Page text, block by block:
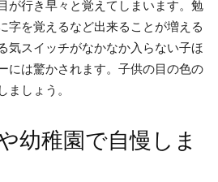
が行き早々と覚えてしまいます。勉
字を覚えるなど出来ることが増える
気スイッチがなかなか入らない子ほ
には驚かされます。子供の目の色の
ましょう。
幼稚園で自慢しま